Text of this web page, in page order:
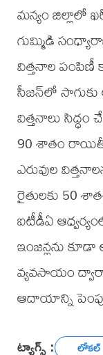
మన్యం జిల్లాలో
గుమ్మిడి
విత్తనాల పంపిణీ
సీజన్‌లో సాగుకు
విత్తనాలు
90 శాతం రాయితీపై
ఎరువుల
రైతులకు 50
ఐటీడీఏ
ఇంజన్లను కూడా
వ్యవసాయం
ఆదాయాన్ని
ట్యాగ్స్ : లోకల్